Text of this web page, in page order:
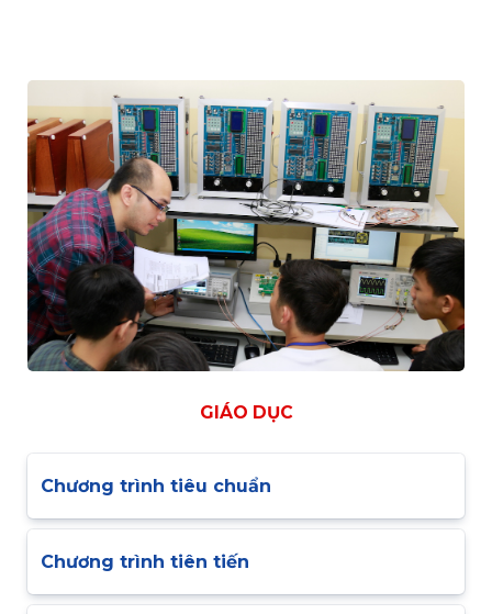
GIÁO DỤC
Chương trình tiêu chuẩn
Chương trình tiên tiến